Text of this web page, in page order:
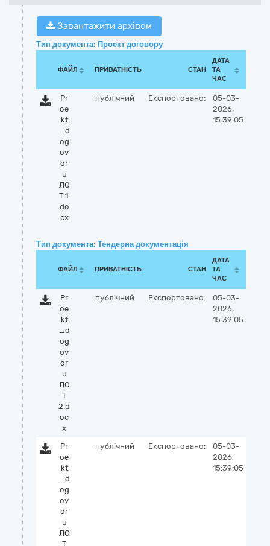
Завантажити архівом
Тип документа: Проект договору
ФАЙЛ ПРИВАТНІСТЬ СТАН
ДАТА
ТА
ЧАС
Pr
oe
kt
_d
og
ov
or
u
ЛО
Т 1.
do
cx
публічний Експортовано:
05-03-
2026,
15:39:05
Тип документа: Тендерна документація
ФАЙЛ ПРИВАТНІСТЬ СТАН
ДАТА
ТА
ЧАС
Pr
oe
kt
_d
og
ov
or
u
ЛО
Т
2.d
oc
x
публічний Експортовано:
05-03-
2026,
15:39:05
Pr
oe
kt
_d
og
ov
or
u
ЛО
Т
публічний Експортовано:
05-03-
2026,
15:39:05